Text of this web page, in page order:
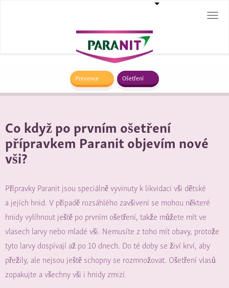
Prevence Ošetření
Co když po prvním ošetření
přípravkem Paranit objevím nové
vši?
Přípravky Paranit jsou speciálně vyvinuty k likvidaci vši dětské
a jejích hnid. V případě rozsáhlého zavšivení se mohou některé
hnidy vylíhnout ještě po prvním ošetření, takže můžete mít ve
vlasech larvy nebo mladé vši. Nemusíte z toho mít obavy, protože
tyto larvy dospívají až po 10 dnech. Do té doby se živí krví, aby
přežily, ale nejsou ještě schopny se rozmnožovat. Ošetření vlasů
zopakujte a všechny vši i hnidy zmizí.